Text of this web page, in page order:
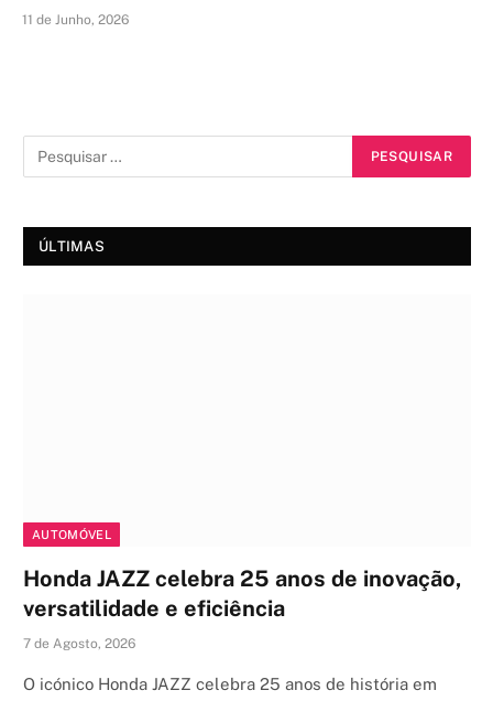
11 de Junho, 2026
ÚLTIMAS
AUTOMÓVEL
Honda JAZZ celebra 25 anos de inovação,
versatilidade e eficiência
7 de Agosto, 2026
O icónico Honda JAZZ celebra 25 anos de história em